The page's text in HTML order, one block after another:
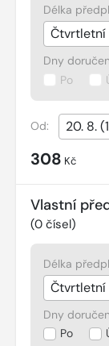
Délka
Dny
Po
Od:
308 Kč
Vlastní
(0 čísel)
Délka
Dny
Po